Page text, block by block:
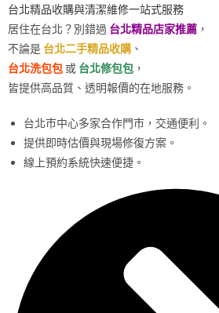
台北精品收購與清潔維修一站式服務
居住在台北？別錯過 台北精品店家推薦 ，
不論是 台北二手精品收購 、
台北洗包包 或 台北修包包 ，
皆提供高品質、透明報價的在地服務。
台北市中心多家合作門市，交通便利。
提供即時估價與現場修復方案。
線上預約系統快速便捷。